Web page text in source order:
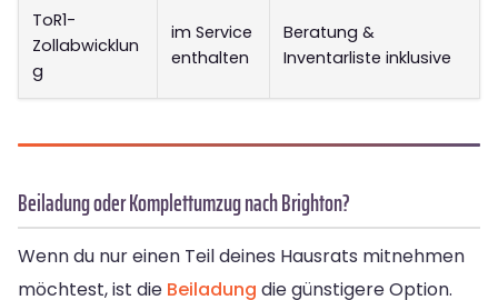
ToR1-
Zollabwicklun
g
im Service
enthalten
Beratung &
Inventarliste inklusive
Beiladung oder Komplettumzug nach Brighton?
Wenn du nur einen Teil deines Hausrats mitnehmen
möchtest, ist die Beiladung die günstigere Option.